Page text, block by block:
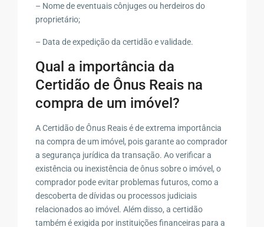
– Nome de eventuais cônjuges ou herdeiros do
proprietário;
– Data de expedição da certidão e validade.
Qual a importância da
Certidão de Ônus Reais na
compra de um imóvel?
A Certidão de Ônus Reais é de extrema importância
na compra de um imóvel, pois garante ao comprador
a segurança jurídica da transação. Ao verificar a
existência ou inexistência de ônus sobre o imóvel, o
comprador pode evitar problemas futuros, como a
descoberta de dívidas ou processos judiciais
relacionados ao imóvel. Além disso, a certidão
também é exigida por instituições financeiras para a